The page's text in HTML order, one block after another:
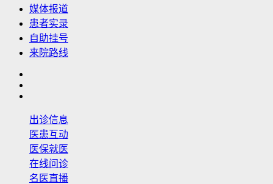
媒体报道
患者实录
自助挂号
来院路线
出诊信息
医患互动
医保就医
在线问诊
名医直播